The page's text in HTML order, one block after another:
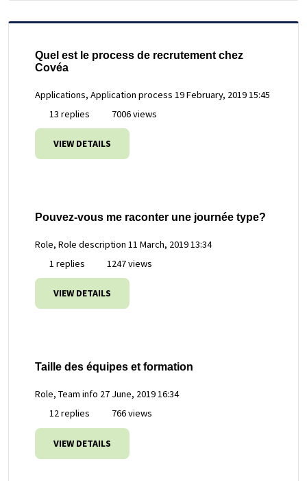
Quel est le process de recrutement chez
Covéa
Applications, Application process 19 February, 2019 15:45
13 replies
7006 views
VIEW DETAILS
Pouvez-vous me raconter une journée type?
Role, Role description 11 March, 2019 13:34
1 replies
1247 views
VIEW DETAILS
Taille des équipes et formation
Role, Team info 27 June, 2019 16:34
12 replies
766 views
VIEW DETAILS